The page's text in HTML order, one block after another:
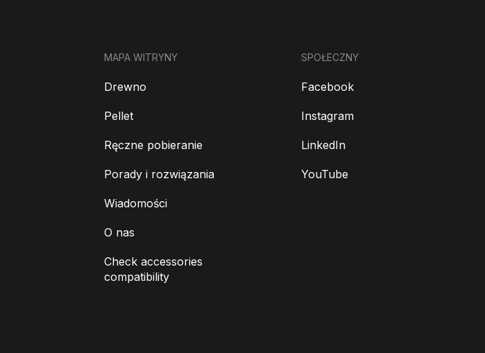
MAPA WITRYNY
Drewno
Pellet
Ręczne pobieranie
Porady i rozwiązania
Wiadomości
O nas
Check accessories
compatibility
SPOŁECZNY
Facebook
Instagram
LinkedIn
YouTube